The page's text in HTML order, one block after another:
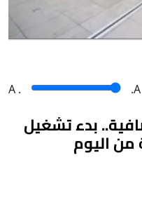
A . .A
بدء تشغيل
من اليوم